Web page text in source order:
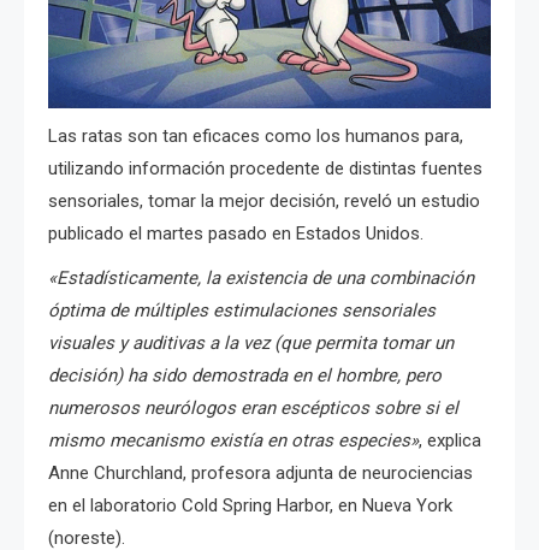
Las ratas son tan eficaces como los humanos para,
utilizando información procedente de distintas fuentes
sensoriales, tomar la mejor decisión, reveló un estudio
publicado el martes pasado en Estados Unidos.
«Estadísticamente, la existencia de una combinación
óptima de múltiples estimulaciones sensoriales
visuales y auditivas a la vez (que permita tomar un
decisión) ha sido demostrada en el hombre, pero
numerosos neurólogos eran escépticos sobre si el
mismo mecanismo existía en otras especies», explica
Anne Churchland, profesora adjunta de neurociencias
en el laboratorio Cold Spring Harbor, en Nueva York
(noreste).